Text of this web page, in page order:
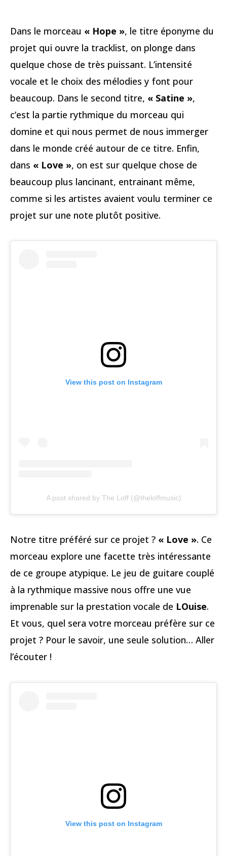
Dans le morceau « Hope », le titre éponyme du
projet qui ouvre la tracklist, on plonge dans
quelque chose de très puissant. L’intensité
vocale et le choix des mélodies y font pour
beaucoup. Dans le second titre, « Satine »,
c’est la partie rythmique du morceau qui
domine et qui nous permet de nous immerger
dans le monde créé autour de ce titre. Enfin,
dans « Love », on est sur quelque chose de
beaucoup plus lancinant, entrainant même,
comme si les artistes avaient voulu terminer ce
projet sur une note plutôt positive.
View this post on Instagram
A post shared by The Loff (@theloffmusic)
Notre titre préféré sur ce projet ? « Love ». Ce
morceau explore une facette très intéressante
de ce groupe atypique. Le jeu de guitare couplé
à la rythmique massive nous offre une vue
imprenable sur la prestation vocale de LOuise.
Et vous, quel sera votre morceau préfère sur ce
projet ? Pour le savoir, une seule solution… Aller
l’écouter !
View this post on Instagram